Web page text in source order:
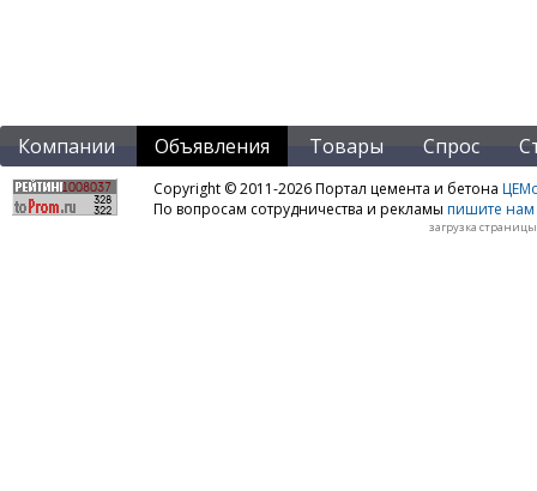
Компании Объявления Товары Спрос
Copyright © 2011-2026 Портал цемента и бетона
По вопросам сотрудничества и рекламы пишите нам
загрузка